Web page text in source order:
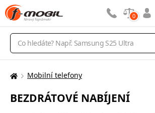
Vyhledávání
0
Zde
nacházíte:
Mobilní telefony
BEZDRÁTOVÉ NABÍJENÍ